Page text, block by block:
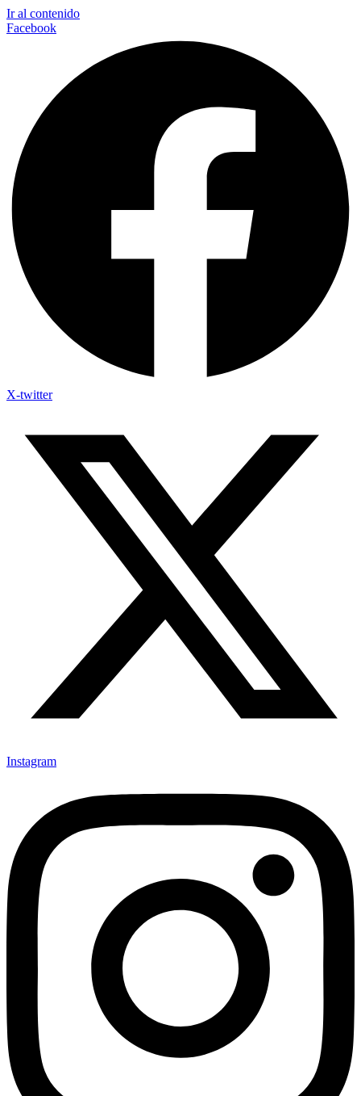
Ir al contenido
Facebook
X-twitter
Instagram